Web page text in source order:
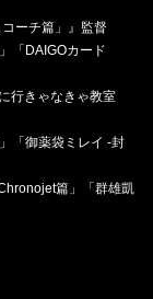
ーチ篇」』監督
「DAIGOカード
行きゃなきゃ教室
「御薬袋ミレイ -封
篇」「群雄凱